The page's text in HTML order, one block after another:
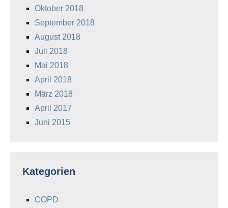
Oktober 2018
September 2018
August 2018
Juli 2018
Mai 2018
April 2018
März 2018
April 2017
Juni 2015
Kategorien
COPD